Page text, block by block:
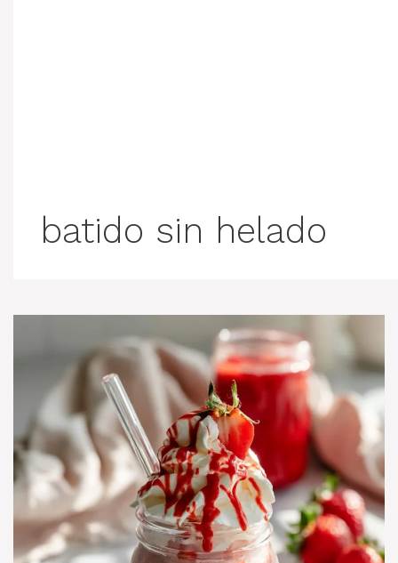
batido sin helado